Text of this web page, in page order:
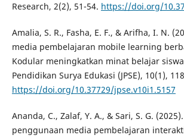
Research, 2(2), 51-54. https://doi.org/
Amalia, S. R., Fasha, E. F., & Arifha, I. N.
media pembelajaran mobile learning
Kodular meningkatkan minat belajar
Pendidikan Surya Edukasi (JPSE), 10(1),
https://doi.org/10.37729/jpse.v10i1.5157
Ananda, C., Zalaf, Y. A., & Sari, S. G.
penggunaan media pembelajaran